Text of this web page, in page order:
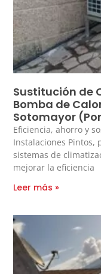
Sustitución de
Bomba de
Sotomayor
Eficiencia, ahorro y
Instalaciones Pintos,
sistemas de
mejorar la eficiencia
Leer más »